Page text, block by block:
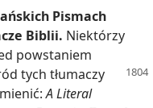
Pismach
Biblii. Niektórzy
powstaniem
tych tłumaczy
A Literal